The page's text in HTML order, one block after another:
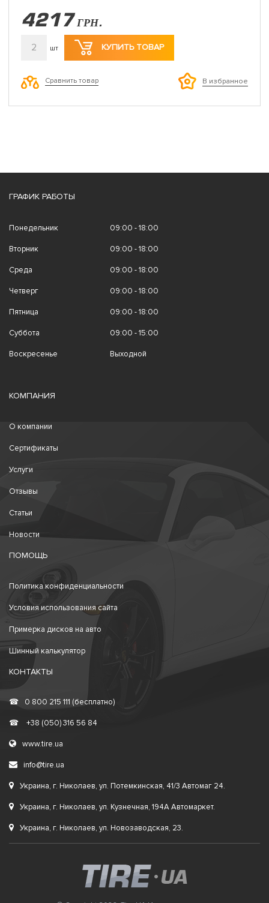
4217 ГРН.
2 шт КУПИТЬ ТОВАР
Сравнить товар В избранное
ГРАФИК РАБОТЫ
Понедельник 09:00 - 18:00
Вторник 09:00 - 18:00
Среда 09:00 - 18:00
Четверг 09:00 - 18:00
Пятница 09:00 - 18:00
Суббота 09:00 - 15:00
Воскресенье Выходной
КОМПАНИЯ
О компании
Сертификаты
Услуги
Отзывы
Статьи
Новости
ПОМОЩЬ
Политика конфиденциальности
Условия использования сайта
Примерка дисков на авто
Шинный калькулятор
КОНТАКТЫ
☎ 0 800 215 111 (бесплатно)
☎ +38 (050) 316 56 84
www.tire.ua
info@tire.ua
Украина, г. Николаев, ул. Потемкинская, 41/3 Автомаг 24.
Украина, г. Николаев, ул. Кузнечная, 194А Автомаркет.
Украина, г. Николаев, ул. Новозаводская, 23.